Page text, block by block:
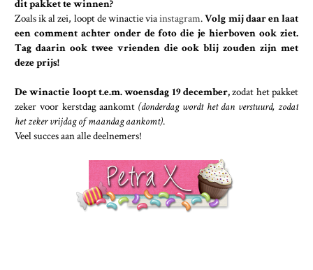
dit pakket te winnen?
Zoals ik al zei, loopt de winactie viainstagram.Volg mij daar en laat
een comment achter onder de foto die je hierboven ook ziet.
Tag daarin ook twee vrienden die ook blij zouden zijn met
deze prijs!
De winactie loopt t.e.m. woensdag 19 december,zodat het pakket
zeker voor kerstdag aankomt(donderdag wordt het dan verstuurd, zodat
het zeker vrijdag of maandag aankomt).
Veel succes aan alle deelnemers!